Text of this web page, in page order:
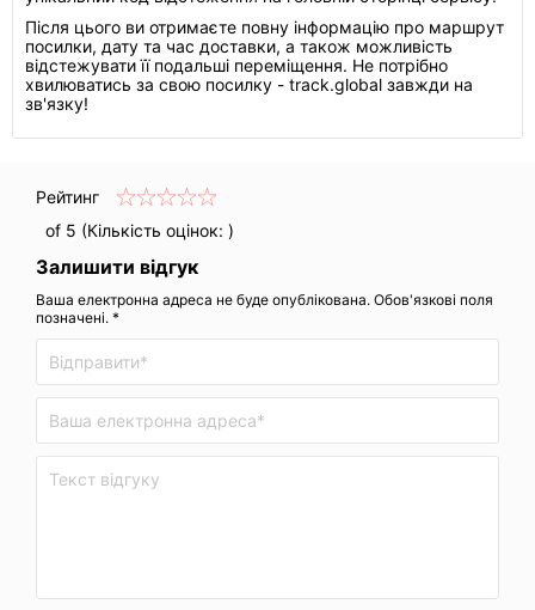
Після цього ви отримаєте повну інформацію про маршрут
посилки, дату та час доставки, а також можливість
відстежувати її подальші переміщення. Не потрібно
хвилюватись за свою посилку - track.global завжди на
зв'язку!
Рейтинг
of 5 (Кількість оцінок: )
Залишити відгук
Ваша електронна адреса не буде опублікована. Обов'язкові поля
позначені. *